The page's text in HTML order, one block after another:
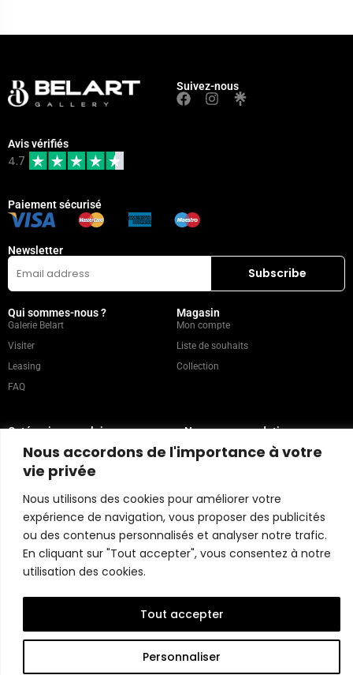
Nous accordons de l'importance à votre
vie privée
Nous utilisons des cookies pour améliorer votre
expérience de navigation, vous proposer des publicités
ou des contenus personnalisés et analyser notre trafic.
En cliquant sur "Tout accepter", vous consentez à notre
utilisation des cookies.
Personnaliser
Tout accepter
Suivez-nous
Avis vérifiés
4.7
Paiement sécurisé
Newsletter
Qui sommes-nous ?
Galerie Belart
Visiter
Leasing
FAQ
Magasin
Mon compte
Liste de souhaits
Collection
Catégories populaires
Peinture
Portrait
Nos recommandations
Contact
Politique du magasin